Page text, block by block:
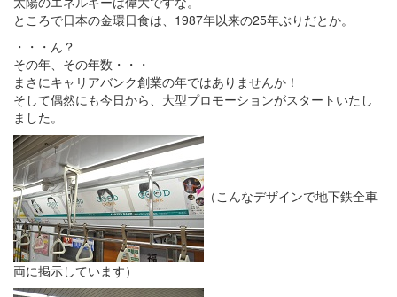
ところで日本の金環日食は、1987年以来の25年ぶりだとか。
・・・ん？
その年、その年数・・・
まさにキャリアバンク創業の年ではありませんか！
そして偶然にも今日から、大型プロモーションがスタートいたし
ました。
（こんなデザインで地下鉄全車
両に掲示しています）